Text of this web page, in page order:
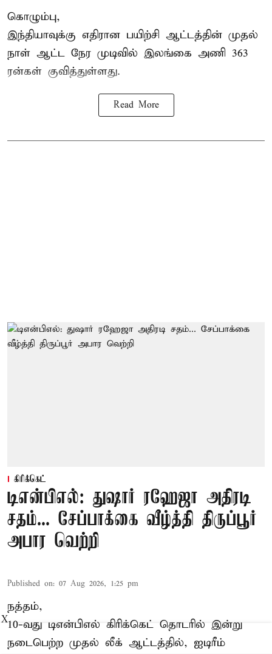
கொழும்பு,
இந்தியாவுக்கு எதிரான பயிற்சி ஆட்டத்தின் முதல்
நாள் ஆட்ட நேர முடிவில் இலங்கை அணி 363
ரன்கள் குவித்துள்ளது.
Read More
கிரிக்கெட்
டிஎன்பிஎல்: துஷார் ரஹேஜா அதிரடி
சதம்... சேப்பாக்கை வீழ்த்தி திருப்பூர்
அபார வெற்றி
Published on: 07 Aug 2026, 1:25 pm
நத்தம்,
10-வது டிஎன்பிஎல் கிரிக்கெட் தொடரில் இன்று
நடைபெற்ற முதல் லீக் ஆட்டத்தில், ஐடிரீம்
X